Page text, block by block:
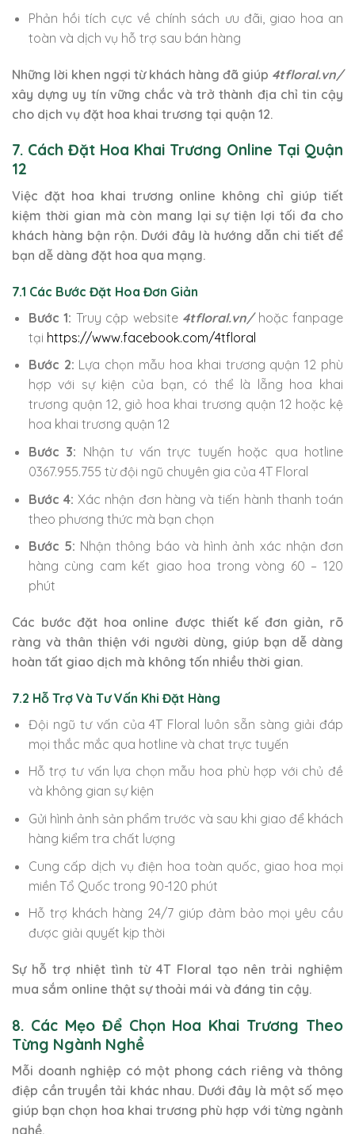
Phản hồi tích cực về chính sách ưu đãi, giao hoa an
toàn và dịch vụ hỗ trợ sau bán hàng
Những lời khen ngợi từ khách hàng đã giúp 4tfloral.vn/
xây dựng uy tín vững chắc và trở thành địa chỉ tin cậy
cho dịch vụ đặt hoa khai trương tại quận 12.
7. Cách Đặt Hoa Khai Trương Online Tại Quận
12
Việc đặt hoa khai trương online không chỉ giúp tiết
kiệm thời gian mà còn mang lại sự tiện lợi tối đa cho
khách hàng bận rộn. Dưới đây là hướng dẫn chi tiết để
bạn dễ dàng đặt hoa qua mạng.
7.1 Các Bước Đặt Hoa Đơn Giản
Bước 1: Truy cập website 4tfloral.vn/hoặc fanpage
tại https://www.facebook.com/4tfloral
Bước 2: Lựa chọn mẫu hoa khai trương quận 12 phù
hợp với sự kiện của bạn, có thể là lẵng hoa khai
trương quận 12, giỏ hoa khai trương quận 12 hoặc kệ
hoa khai trương quận 12
Bước 3: Nhận tư vấn trực tuyến hoặc qua hotline
0367.955.755 từ đội ngũ chuyên gia của 4T Floral
Bước 4: Xác nhận đơn hàng và tiến hành thanh toán
theo phương thức mà bạn chọn
Bước 5: Nhận thông báo và hình ảnh xác nhận đơn
hàng cùng cam kết giao hoa trong vòng 60 – 120
phút
Các bước đặt hoa online được thiết kế đơn giản, rõ
ràng và thân thiện với người dùng, giúp bạn dễ dàng
hoàn tất giao dịch mà không tốn nhiều thời gian.
7.2 Hỗ Trợ Và Tư Vấn Khi Đặt Hàng
Đội ngũ tư vấn của 4T Floral luôn sẵn sàng giải đáp
mọi thắc mắc qua hotline và chat trực tuyến
Hỗ trợ tư vấn lựa chọn mẫu hoa phù hợp với chủ đề
và không gian sự kiện
Gửi hình ảnh sản phẩm trước và sau khi giao để khách
hàng kiểm tra chất lượng
Cung cấp dịch vụ điện hoa toàn quốc, giao hoa mọi
miền Tổ Quốc trong 90-120 phút
Hỗ trợ khách hàng 24/7 giúp đảm bảo mọi yêu cầu
được giải quyết kịp thời
Sự hỗ trợ nhiệt tình từ 4T Floral tạo nên trải nghiệm
mua sắm online thật sự thoải mái và đáng tin cậy.
8. Các Mẹo Để Chọn Hoa Khai Trương Theo
Từng Ngành Nghề
Mỗi doanh nghiệp có một phong cách riêng và thông
điệp cần truyền tải khác nhau. Dưới đây là một số mẹo
giúp bạn chọn hoa khai trương phù hợp với từng ngành
nghề.